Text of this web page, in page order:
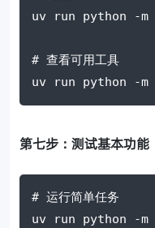
uv run python
-m
# 查看可用工具
uv run python
-m
第七步：测试基本功能
# 运行简单任务
uv run python
-m